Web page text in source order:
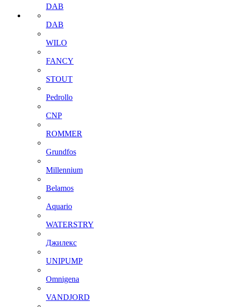
DAB
DAB
WILO
FANCY
STOUT
Pedrollo
CNP
ROMMER
Grundfos
Millennium
Belamos
Aquario
WATERSTRY
Джилекс
UNIPUMP
Omnigena
VANDJORD